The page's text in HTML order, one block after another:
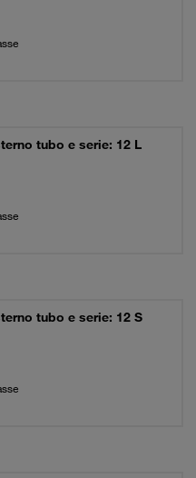
tubo e serie: 12 L
tubo e serie: 12 S